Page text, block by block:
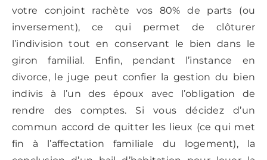
votre conjoint rachète vos 80% de parts (ou
inversement), ce qui permet de clôturer
l’indivision tout en conservant le bien dans le
giron familial. Enfin, pendant l’instance en
divorce, le juge peut confier la gestion du bien
indivis à l’un des époux avec l’obligation de
rendre des comptes. Si vous décidez d’un
commun accord de quitter les lieux (ce qui met
fin à l’affectation familiale du logement), la